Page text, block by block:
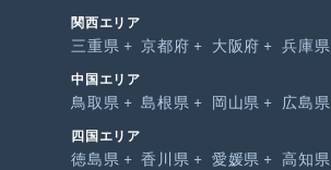
関西エリア
三重県 京都府 大阪府 兵庫県
中国エリア
鳥取県 島根県 岡山県 広島県
四国エリア
徳島県 香川県 愛媛県 高知県